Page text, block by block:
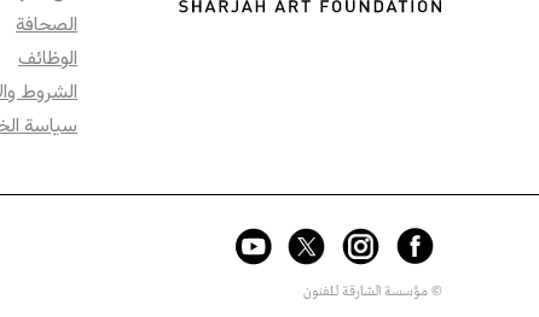
الصحافة
الوظائف
الشروط
سياسة
© مؤسسة الشارقة للفنون